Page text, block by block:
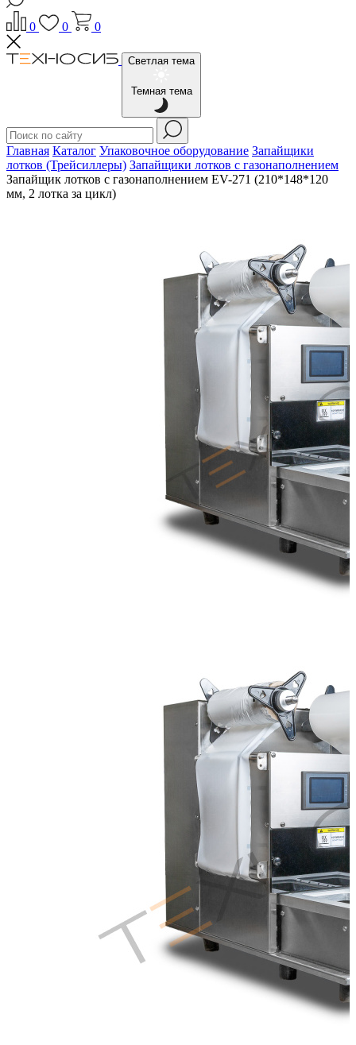
0 0 0
Светлая тема
Темная тема
Главная Каталог Упаковочное оборудование Запайщики
лотков (Трейсиллеры) Запайщики лотков с газонаполнением
Запайщик лотков с газонаполнением EV-271 (210*148*120
мм, 2 лотка за цикл)